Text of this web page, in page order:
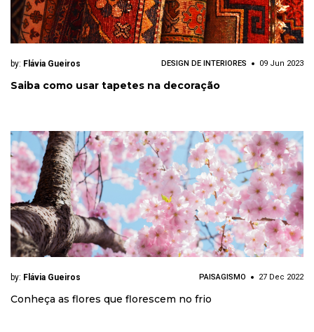
by: Flávia Gueiros DESIGN DE INTERIORES 09 Jun 2023
Saiba como usar tapetes na decoração
by: Flávia Gueiros PAISAGISMO 27 Dec 2022
Conheça as flores que florescem no frio